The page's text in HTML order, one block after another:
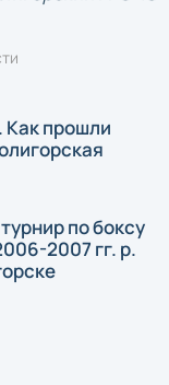
прошли
по боксу
2007 гг. р.